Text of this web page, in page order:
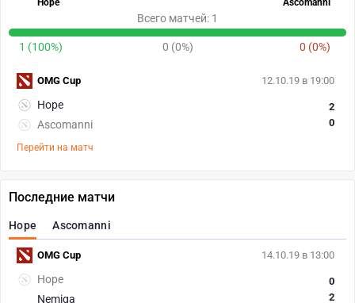
Hope Ascomanni
Всего матчей: 1
1 (100%) 0 (0%) 0 (0%)
12.10.19 в 19:00
Hope
Ascomanni
2
0
Перейти на матч
OMG Cup
Последние матчи
Hope Ascomanni
14.10.19 в 13:00
Hope
Nemiga
0
2
OMG Cup